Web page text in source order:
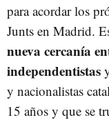
para acordar los
Junts en Madrid.
nueva cercanía
independentistas
y nacionalistas
15 años y que se